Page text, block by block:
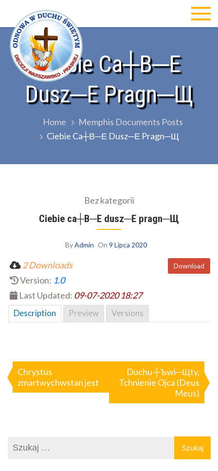
contentOdnowa w Duchu św Diecezji
Warszawsko-Praskiej
Ciebie Ca┼В─Е
Dusz─Е Pragn─Щ
Home
Memphis Documents Posts
Ciebie Ca┼В─Е Dusz─Е Pragn─Щ
Bez kategorii
Ciebie ca┼В─Е dusz─Е pragn─Щ
ByAdmin On 9 Lipca 2020
Download
2 Downloads
Version: 1.0
Last Updated: 09-07-2020 18:27
Description Preview Versions
wpisu
Chrystus
zmartwychwstan jest
Duchu ┼Ъwi─Щty,
Tchnienie Ojca (Deus
Meus)